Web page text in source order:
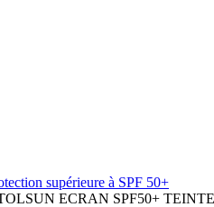
supérieure à SPF 50+
ECRAN SPF50+